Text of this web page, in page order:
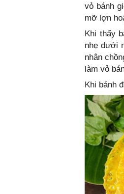
vỏ bánh
mỡ lợn
Khi thấy
nhẹ dưới
nhân
làm vỏ
Khi bánh